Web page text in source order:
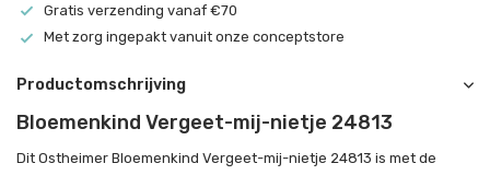
Gratis verzending vanaf €70
Met zorg ingepakt vanuit onze conceptstore
Productomschrijving
Bloemenkind Vergeet-mij-nietje 24813
Dit Ostheimer Bloemenkind Vergeet-mij-nietje 24813 is met de